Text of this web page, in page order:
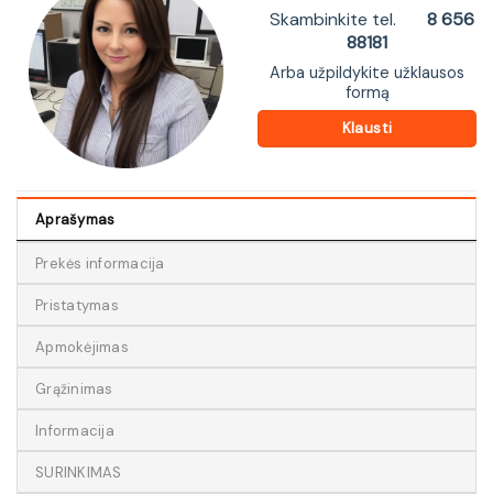
Skambinkite tel.
8 656
88181
Arba užpildykite užklausos
formą
Klausti
Aprašymas
Prekės informacija
Pristatymas
Apmokėjimas
Grąžinimas
Informacija
SURINKIMAS